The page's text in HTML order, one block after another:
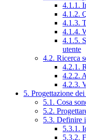
4.1.1.
4.1.2.
4.1.3.
4.1.4.
4.1.5.
utente
4.2. Ricerca
4.2.1.
4.2.2.
4.2.3.
5. Progettazione
5.1. Cosa
5.2.
5.3. Definire
5.3.1.
5.3.2.